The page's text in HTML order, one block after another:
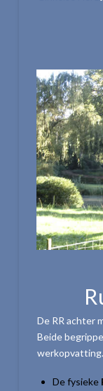
De RR achter
Beide
werkopvatting.
De fysieke